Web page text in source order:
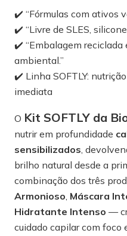
✔️ “Fórmulas com ativos
✔️ “Livre de SLES,
✔️ “Embalagem reciclada
ambiental.”
✔️ Linha SOFTLY:
imediata
O Kit SOFTLY da
nutrir em profundidade
sensibilizados,
brilho natural desde a
combinação dos três
Armonioso, Máscara
Hidratante Intenso —
cuidado capilar com foco